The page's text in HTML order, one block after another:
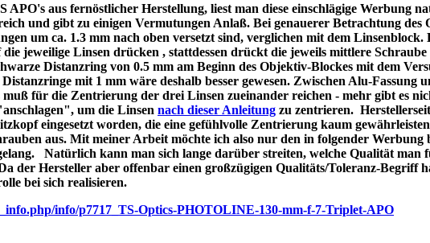
aus fernöstlicher Herstellung, liest man diese einschlägige Werbung
und gibt zu einigen Vermutungen Anlaß. Bei genauerer Betrachtung des
um ca. 1.3 mm nach oben versetzt sind, verglichen mit dem Linsenblock.
jeweilige Linsen drücken , stattdessen drückt die jeweils mittlere Schraube
Distanzring von 0.5 mm am Beginn des Objektiv-Blockes mit dem
mit 1 mm wäre deshalb besser gewesen. Zwischen Alu-Fassung
für die Zentrierung der drei Linsen zueinander reichen - mehr gibt es
um die Linsen nach dieser Anleitung zu zentrieren.
eingesetzt worden, die eine gefühlvolle Zentrierung kaum
aus. Mit meiner Arbeit möchte ich also nur den in folgender Werbung
Natürlich kann man sich lange darüber streiten, welche Qualität man
der Hersteller aber offenbar einen großzügigen Qualitäts/Toleranz-Begriff
bei sich realisieren.
info/p7717_TS-Optics-PHOTOLINE-130-mm-f-7-Triplet-APO